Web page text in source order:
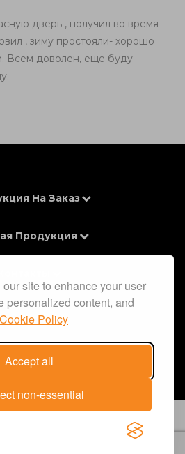
site to enhance your user
personalized content, and
Cookie Policy
Accept all
non-essential
дверь , получил во время
, зиму простояли- хорошо
Всем доволен, еще буду
На Заказ
Продукция